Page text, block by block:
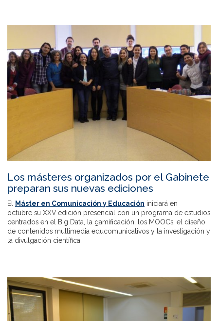
Los másteres organizados por el Gabinete
preparan sus nuevas ediciones
El Máster en Comunicación y Educación iniciará en
octubre su XXV edición presencial con un programa de estudios
centrados en el Big Data, la gamificación, los MOOCs, el diseño
de contenidos multimedia educomunicativos y la investigación y
la divulgación científica.